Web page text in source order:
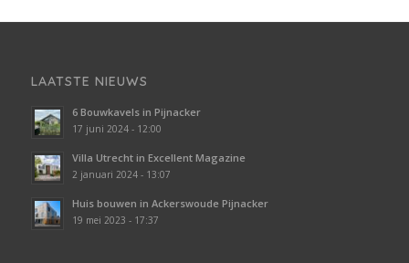
LAATSTE NIEUWS
6 Bouwkavels in Pijnacker
17 juni 2024 - 12:00
Villa Utrecht in Excellent Magazine
2 januari 2024 - 13:07
Huis bouwen in Ackerswoude Pijnacker
19 mei 2023 - 17:37